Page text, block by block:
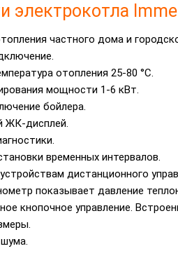
электрокотла
частного дома и
отопления 25-80 °C.
мощности 1-6 кВт.
бойлера.
ЖК-дисплей.
временных интервалов.
дистанционного
показывает давление
кнопочное управление.